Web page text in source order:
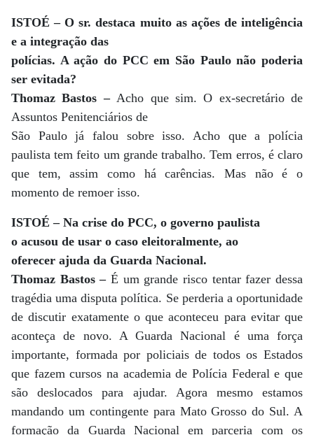
ISTOÉ – O sr. destaca muito as ações de inteligência
e a integração das
polícias. A ação do PCC em São Paulo não poderia
ser evitada?
Thomaz Bastos –Acho que sim. O ex-secretário de
Assuntos Penitenciários de
São Paulo já falou sobre isso. Acho que a polícia
paulista tem feito um grande trabalho. Tem erros, é claro
que tem, assim como há carências. Mas não é o
momento de remoer isso.
ISTOÉ – Na crise do PCC, o governo paulista
o acusou de usar o caso eleitoralmente, ao
oferecer ajuda da Guarda Nacional.
Thomaz Bastos –É um grande risco tentar fazer dessa
tragédia uma disputa política. Se perderia a oportunidade
de discutir exatamente o que aconteceu para evitar que
aconteça de novo. A Guarda Nacional é uma força
importante, formada por policiais de todos os Estados
que fazem cursos na academia de Polícia Federal e que
são deslocados para ajudar. Agora mesmo estamos
mandando um contingente para Mato Grosso do Sul. A
formação da Guarda Nacional em parceria com os